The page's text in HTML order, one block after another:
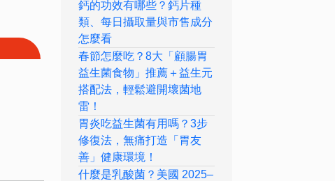
鈣的功效有哪些？鈣片種
類、每日攝取量與市售成分
怎麼看
春節怎麼吃？8大「顧腸胃
益生菌食物」推薦＋益生元
搭配法，輕鬆避開壞菌地
雷！
胃炎吃益生菌有用嗎？3步
修復法，無痛打造「胃友
善」健康環境！
什麼是乳酸菌？美國 2025–